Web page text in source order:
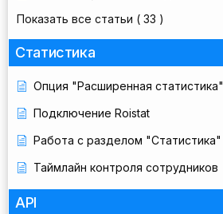
Показать все статьи ( 33 )
Статистика
Опция "Расширенная статистика"
Подключение Roistat
Работа с разделом "Статистика"
Таймлайн контроля сотрудников
API